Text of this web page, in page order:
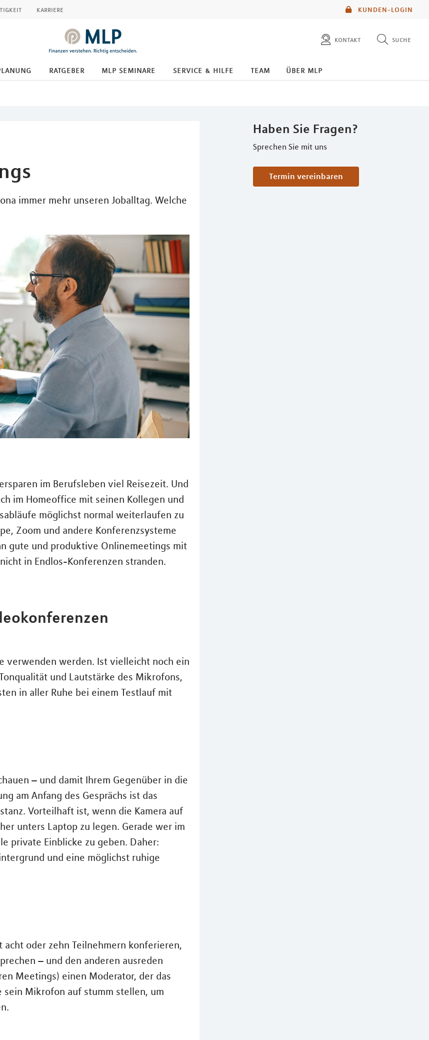
KUNDEN-LOGIN
karriere
kontakt suche
diese website durchsuchen
ratgeber mlp seminare service & hilfe team über mlp
immer mehr unseren Joballtag. Welche
Haben Sie Fragen?
Sprechen Sie mit uns
Termin vereinbaren
im Berufsleben viel Reisezeit. Und
im Homeoffice mit seinen Kollegen und
möglichst normal weiterlaufen zu
Zoom und andere Konferenzsysteme
gute und produktive Onlinemeetings mit
in Endlos-Konferenzen stranden.
verwenden werden. Ist vielleicht noch ein
und Lautstärke des Mikrofons,
in aller Ruhe bei einem Testlauf mit
– und damit Ihrem Gegenüber in die
am Anfang des Gesprächs ist das
Vorteilhaft ist, wenn die Kamera auf
unters Laptop zu legen. Gerade wer im
private Einblicke zu geben. Daher:
und eine möglichst ruhige
oder zehn Teilnehmern konferieren,
– und den anderen ausreden
Meetings) einen Moderator, der das
Mikrofon auf stumm stellen, um